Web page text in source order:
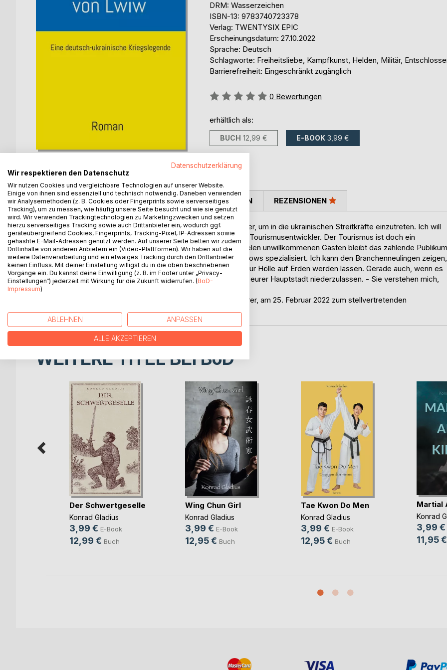
DRM: Wasserzeichen
ISBN-13: 9783740723378
Verlag: TWENTYSIX EPIC
Erscheinungsdatum: 27.10.2022
Sprache: Deutsch
Schlagworte: Freiheitsliebe, Kampfkunst, Helden, Militär,
Barrierefreiheit: Eingeschränkt zugänglich
Bewertung::
0 Bewertungen
erhältlich als:
BUCH 12,99 € E-BOOK 3,99 €
BESCHREIBUNG
"Herr Major, bei allem gebotenen Respekt, ich bin nicht hier, um in die ukrainischen Streitkräfte einzutreten. Ich will
auch keinen Sold. Ich komme vielmehr als ehrenamtlicher Tourismusentwickler. Der Tourismus ist doch ein
wichtiges Standbein für eure Wirtschaft, oder? Mit den vielen unwillkommenen Gästen bleibt das zahlende Publikum
weg. Da müsst ihr neue Wege gehen. Ich bin auf Horrorshows spezialisiert. Ich kann den Branchenneulingen zeigen,
wie sie den Aufenthalt in diesem Land für Putins Männer zur Hölle auf Erden werden lassen. Gerade auch, wenn es
euch nicht gelingen sollte, diese davon abzuhalten, sich in eurer Hauptstadt niederzulassen. - Sie verstehen mich,
Frank Steiner, Oberstabsfeldwebel a.D. und Nahkampflehrer, am 25. Februar 2022 zum stellvertretenden
Regimentskommandeur in Lwiw, Ukraine.
AUTOR/IN PRESSESTIMMEN REZENSIONEN
WEITERE TITEL BEIBoD
Der Schwertgeselle
Konrad Gladius
3,99 € E-Book
12,99 € Buch
Wing Chun Girl
Konrad Gladius
3,99 € E-Book
12,95 € Buch
Tae Kwon Do Men
Konrad Gladius
3,99 € E-Book
12,95 € Buch
Martial
Konrad
3,99 €
11,95 €
Datenschutzerklärung
Wir respektieren den Datenschutz
Wir nutzen Cookies und vergleichbare Technologien auf unserer Website.
Einige von ihnen sind essenziell und technisch notwendig. Daneben verwenden
wir Analysemethoden (z. B. Cookies oder Fingerprints sowie serverseitiges
Tracking), um zu messen, wie häufig unsere Seite besucht und wie sie genutzt
wird. Wir verwenden Trackingtechnologien zu Marketingzwecken und setzen
hierzu serverseitiges Tracking sowie auch Drittanbieter ein, wodurch ggf.
geräteübergreifend Cookies, Fingerprints, Tracking-Pixel, IP-Adressen sowie
gehashte E-Mail-Adressen genutzt werden. Auf unserer Seite betten wir zudem
Drittinhalte von anderen Anbietern ein (Video-Plattformen). Wir haben auf die
weitere Datenverarbeitung und ein etwaiges Tracking durch den Drittanbieter
keinen Einfluss. Mit deiner Einstellung willigst du in die oben beschriebenen
Vorgänge ein. Du kannst deine Einwilligung (z. B. im Footer unter „Privacy-
Einstellungen“) jederzeit mit Wirkung für die Zukunft widerrufen. (BoD-
Impressum)
ABLEHNEN ANPASSEN
ALLE AKZEPTIEREN